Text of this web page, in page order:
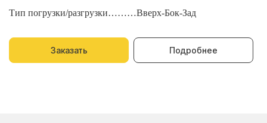
Тип погрузки/разгрузки………Вверх-Бок-Зад
Заказать Подробнее